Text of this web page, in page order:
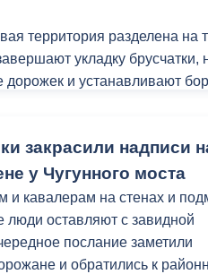
и 93, пр. Коста, 25 «А», ул.
информационные
разрешительной
территория разделена на
укладку брусчатки,
дорожек и устанавливают
плавные спуски для
колясками. Также на аллее
в рамках
озеленение» и целевых
закрасили надписи
у Чугунного моста
и кавалерам на стенах и
люди оставляют с завидной
послание заметили
и обратились к